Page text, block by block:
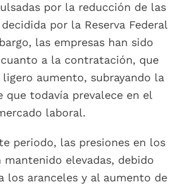
por la reducción de las
por la Reserva Federal
las empresas han sido
a la contratación, que
aumento, subrayando la
que todavía prevalece en el
laboral.
periodo, las presiones en los
mantenido elevadas, debido
los aranceles y al aumento de